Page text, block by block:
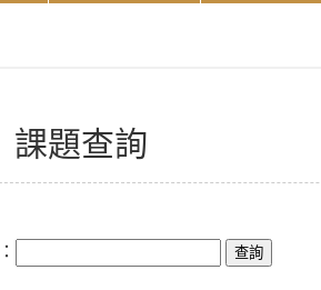
課題查詢
查詢